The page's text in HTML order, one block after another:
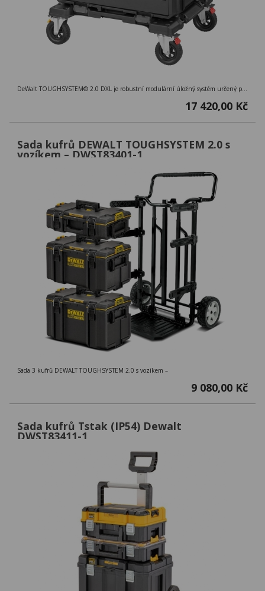
DeWalt TOUGHSYSTEM® 2.0 DXL je robustní modulární úložný systém určený pro profesionály, kteří vyžadují odolné a flexibilní řešení pro uložení nářadí.
17 420,00 Kč
Sada kufrů DEWALT TOUGHSYSTEM 2.0 s
vozíkem – DWST83401-1
Sada 3 kufrů DEWALT TOUGHSYSTEM 2.0 s vozíkem –
9 080,00 Kč
Sada kufrů Tstak (IP54) Dewalt
DWST83411-1